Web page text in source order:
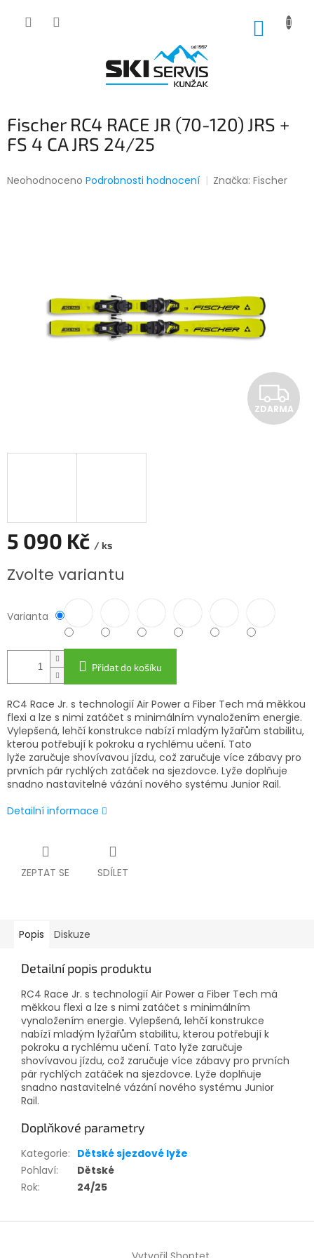
Fischer RC4 RACE JR (70-120) JRS +
FS 4 CA JRS 24/25
Průměrné
Neohodnoceno Podrobnosti hodnocení Značka:Fischer
Z
D
ZDARMA
5 090 Kč / ks
cena:
Zvolte variantu
Varianta
Přidat do košíku
RC4 Race Jr. s technologií Air Power a Fiber Tech má měkkou
flexi a lze s nimi zatáčet s minimálním vynaložením energie.
Vylepšená, lehčí konstrukce nabízí mladým lyžařům stabilitu,
kterou potřebují k pokroku a rychlému učení. Tato
lyže zaručuje shovívavou jízdu, což zaručuje více zábavy pro
prvních pár rychlých zatáček na sjezdovce. Lyže doplňuje
snadno nastavitelné vázání nového systému Junior Rail.
Detailní informace
ZEPTAT SE SDÍLET
Popis Diskuze
Detailní popis produktu
RC4 Race Jr. s technologií Air Power a Fiber Tech má
měkkou flexi a lze s nimi zatáčet s minimálním
vynaložením energie. Vylepšená, lehčí konstrukce
nabízí mladým lyžařům stabilitu, kterou potřebují k
pokroku a rychlému učení. Tato lyže zaručuje
shovívavou jízdu, což zaručuje více zábavy pro prvních
pár rychlých zatáček na sjezdovce. Lyže doplňuje
snadno nastavitelné vázání nového systému Junior
Rail.
Doplňkové parametry
Kategorie: Dětské sjezdové lyže
Pohlaví:
Dětské
Rok: 24/25